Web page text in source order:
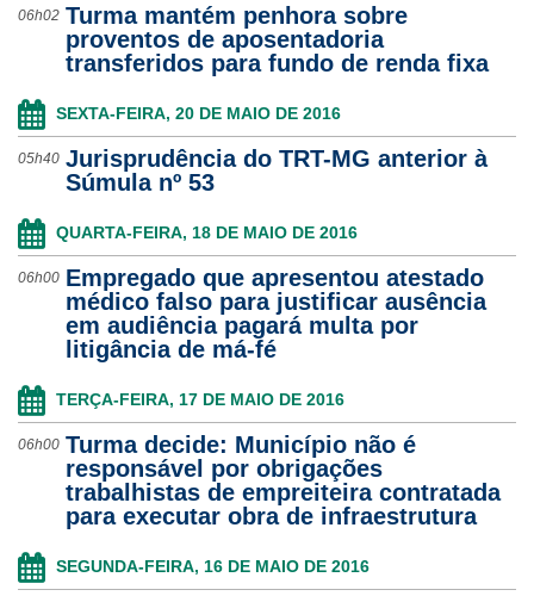
06h02 Turma mantém penhora sobre
proventos de aposentadoria
transferidos para fundo de renda fixa
SEXTA-FEIRA, 20 DE MAIO DE 2016
05h40 Jurisprudência do TRT-MG anterior à
Súmula nº 53
QUARTA-FEIRA, 18 DE MAIO DE 2016
06h00 Empregado que apresentou atestado
médico falso para justificar ausência
em audiência pagará multa por
litigância de má-fé
TERÇA-FEIRA, 17 DE MAIO DE 2016
06h00 Turma decide: Município não é
responsável por obrigações
trabalhistas de empreiteira contratada
para executar obra de infraestrutura
SEGUNDA-FEIRA, 16 DE MAIO DE 2016